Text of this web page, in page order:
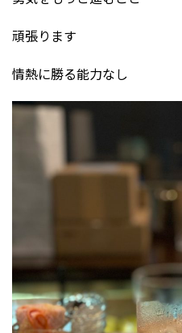
頑張ります
情熱に勝る能力なし